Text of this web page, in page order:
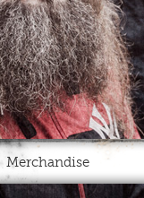
Merchandise